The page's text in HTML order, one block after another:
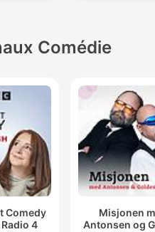
Comédie
Comedy
4
Misjonen
Antonsen og